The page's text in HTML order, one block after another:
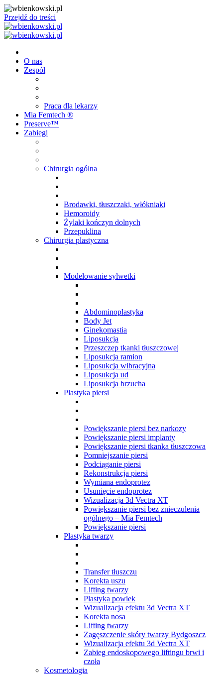
Przejdź do treści
O nas
Zespół
Praca dla lekarzy
Mia Femtech ®️
Preserve™
Zabiegi
Chirurgia ogólna
Brodawki, tłuszczaki, włókniaki
Hemoroidy
Żylaki kończyn dolnych
Przepuklina
Chirurgia plastyczna
Modelowanie sylwetki
Abdominoplastyka
Body Jet
Ginekomastia
Liposukcja
Przeszczep tkanki tłuszczowej
Liposukcja ramion
Liposukcja wibracyjna
Liposukcja ud
Liposukcja brzucha
Plastyka piersi
Powiększanie piersi bez narkozy
Powiększanie piersi implanty
Powiększanie piersi tkanka tłuszczowa
Pomniejszanie piersi
Podciąganie piersi
Rekonstrukcja piersi
Wymiana endoprotez
Usunięcie endoprotez
Wizualizacja 3d Vectra XT
Powiększanie piersi bez znieczulenia
ogólnego – Mia Femtech
Powiększanie piersi
Plastyka twarzy
Transfer tłuszczu
Korekta uszu
Lifting twarzy
Plastyka powiek
Wizualizacja efektu 3d Vectra XT
Korekta nosa
Lifting twarzy
Zagęszczenie skóry twarzy Bydgoszcz
Wizualizacja efektu 3d Vectra XT
Zabieg endoskopowego liftingu brwi i
czoła
Kosmetologia